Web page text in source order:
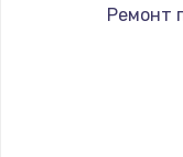
Ремонт
Ремонт